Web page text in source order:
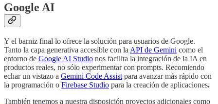
Google AI
Y el barniz final lo ofrece la solución para usuarios de Google.
Tanto la capa generativa accesible con la API de Gemini como el
entorno de Google AI Studio nos facilita la integración de la IA en
productos reales, no sólo experimentar con prompts. Recomiendo
echar un vistazo a Gemini Code Assist para avanzar más rápido con
la programación o Firebase Studio para la creación de aplicaciones.
También tenemos a nuestra disposición proyectos adicionales como